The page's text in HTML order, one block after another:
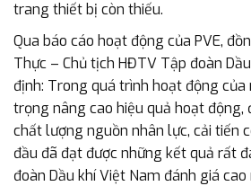
trang thiết bị còn thiếu.
Qua báo cáo hoạt động của PVE,
Thực – Chủ tịch HĐTV Tập đoàn
định: Trong quá trình hoạt động của
trọng nâng cao hiệu quả hoạt động,
chất lượng nguồn nhân lực, cải tiến
đầu đã đạt được những kết quả rất
đoàn Dầu khí Việt Nam đánh giá